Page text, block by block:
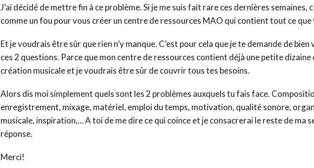
J’ai décidé de mettre fin à ce problème. Si je me suis fait rare ces dernières semaines,
comme un fou pour vous créer un centre de ressources MAO qui contient tout ce que
Et je voudrais être sûr que rien n’y manque. C’est pour cela que je te demande de
ces 2 questions. Parce que mon centre de ressources contient déjà une petite dizaine
création musicale et je voudrais être sûr de couvrir tous tes besoins.
Alors dis moi simplement quels sont les 2 problèmes auxquels tu fais face.
enregistrement, mixage, matériel, emploi du temps, motivation, qualité sonore,
musicale, inspiration,… A toi de me dire ce qui coince et je consacrerai le reste de ma
réponse.
Merci!